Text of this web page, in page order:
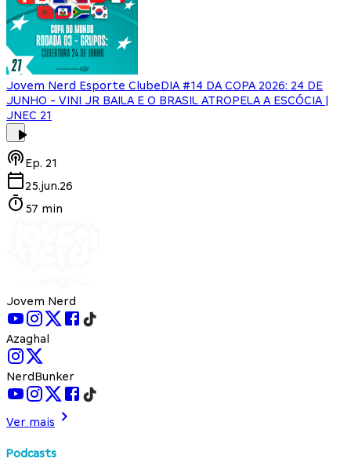
Jovem Nerd Esporte ClubeDIA #14 DA COPA 2026: 24 DE
JUNHO - VINI JR BAILA E O BRASIL ATROPELA A ESCÓCIA |
JNEC 21
Ep. 21
25.jun.26
57 min
Jovem Nerd
Azaghal
NerdBunker
Ver mais
Podcasts